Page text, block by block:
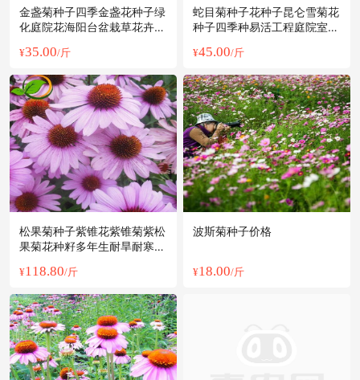
金盏菊种子四季金盏花种子绿
化庭院花海阳台盆栽草花卉耐
¥35.00/斤
蛇目菊种子花种子昆仑雪菊花
种子四季种易活工程庭院室外
¥45.00/斤
松果菊种子紫锥花紫锥菊紫松
果菊花种籽多年生耐旱耐寒四
¥118.80/斤
波斯菊种子价格
¥18.00/斤